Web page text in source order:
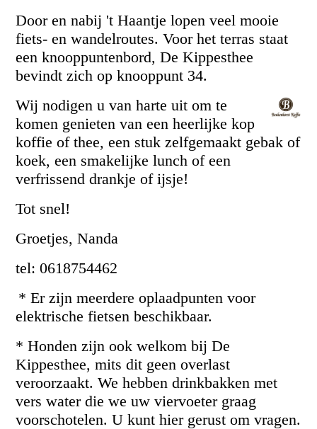
Door en nabij 't Haantje lopen veel mooie
fiets- en wandelroutes. Voor het terras staat
een knooppuntenbord, De Kippesthee
bevindt zich op knooppunt 34.
Wij nodigen u van harte uit om te
komen genieten van een heerlijke kop
koffie of thee, een stuk zelfgemaakt gebak of
koek, een smakelijke lunch of een
verfrissend drankje of ijsje!
Tot snel!
Groetjes, Nanda
tel: 0618754462
* Er zijn meerdere oplaadpunten voor
elektrische fietsen beschikbaar.
* Honden zijn ook welkom bij De
Kippesthee, mits dit geen overlast
veroorzaakt. We hebben drinkbakken met
vers water die we uw viervoeter graag
voorschotelen. U kunt hier gerust om vragen.